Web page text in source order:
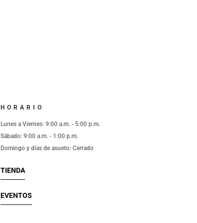
HORARIO
Lunes a Viernes: 9:00 a.m. - 5:00 p.m.
Sábado: 9:00 a.m. - 1:00 p.m.
Domingo y días de asueto: Cerrado
TIENDA
EVENTOS